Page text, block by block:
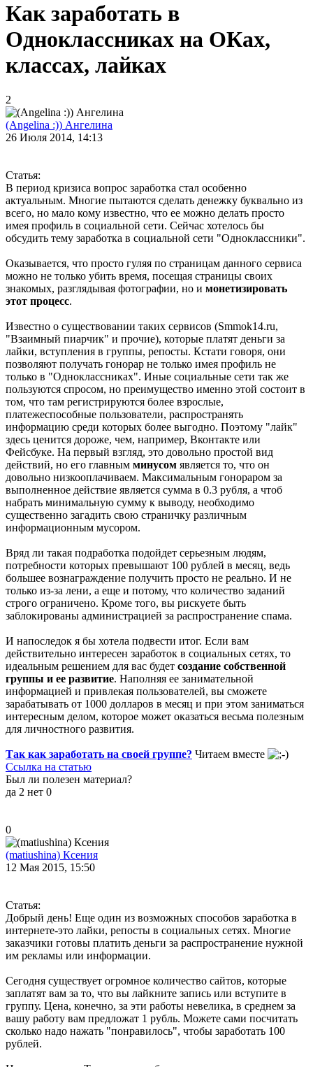
Как заработать в
Одноклассниках на ОКах,
классах, лайках
2
(Angelina :)) Ангелина
26 Июля 2014, 14:13
Статья:
В период кризиса вопрос заработка стал особенно
актуальным. Многие пытаются сделать денежку буквально из
всего, но мало кому известно, что ее можно делать просто
имея профиль в социальной сети. Сейчас хотелось бы
обсудить тему заработка в социальной сети "Одноклассники".
Оказывается, что просто гуляя по страницам данного сервиса
можно не только убить время, посещая страницы своих
знакомых, разглядывая фотографии, но и монетизировать
этот процесс.
Известно о существовании таких сервисов (Smmok14.ru,
"Взаимный пиарчик" и прочие), которые платят деньги за
лайки, вступления в группы, репосты. Кстати говоря, они
позволяют получать гонорар не только имея профиль не
только в "Одноклассниках". Иные социальные сети так же
пользуются спросом, но преимущество именно этой состоит в
том, что там регистрируются более взрослые,
платежеспособные пользователи, распространять
информацию среди которых более выгодно. Поэтому "лайк"
здесь ценится дороже, чем, например, Вконтакте или
Фейсбуке. На первый взгляд, это довольно простой вид
действий, но его главным минусом является то, что он
довольно низкооплачиваем. Максимальным гонораром за
выполненное действие является сумма в 0.3 рубля, а чтоб
набрать минимальную сумму к выводу, необходимо
существенно загадить свою страничку различным
информационным мусором.
Вряд ли такая подработка подойдет серьезным людям,
потребности которых превышают 100 рублей в месяц, ведь
большее вознаграждение получить просто не реально. И не
только из-за лени, а еще и потому, что количество заданий
строго ограничено. Кроме того, вы рискуете быть
заблокированы администрацией за распространение спама.
И напоследок я бы хотела подвести итог. Если вам
действительно интересен заработок в социальных сетях, то
идеальным решением для вас будет создание собственной
группы и ее развитие. Наполняя ее занимательной
информацией и привлекая пользователей, вы сможете
зарабатывать от 1000 долларов в месяц и при этом заниматься
интересным делом, которое может оказаться весьма полезным
для личностного развития.
Так как заработать на своей группе? Читаем вместе
Ссылка на статью
Был ли полезен материал?
да 2 нет 0
0
(matiushina) Ксения
12 Мая 2015, 15:50
Статья:
Добрый день! Еще один из возможных способов заработка в
интернете-это лайки, репосты в социальных сетях. Многие
заказчики готовы платить деньги за распространение нужной
им рекламы или информации.
Сегодня существует огромное количество сайтов, которые
заплатят вам за то, что вы лайкните запись или вступите в
группу. Цена, конечно, за эти работы невелика, в среднем за
вашу работу вам предложат 1 рубль. Можете сами посчитать
сколько надо нажать "понравилось", чтобы заработать 100
рублей.